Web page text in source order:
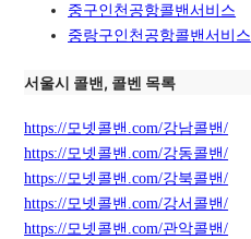
중구인천공항콜밴서비스
중랑구인천공항콜밴서비스
서울시 콜밴, 콜벤 목록
https://모넷콜밴.com/강남콜밴/
https://모넷콜밴.com/강동콜밴/
https://모넷콜밴.com/강북콜밴/
https://모넷콜밴.com/강서콜밴/
https://모넷콜밴.com/관악콜밴/